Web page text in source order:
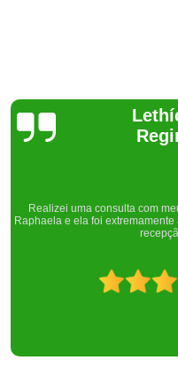
Joelma
Um lugar maravilhoso. Sempre
nós!